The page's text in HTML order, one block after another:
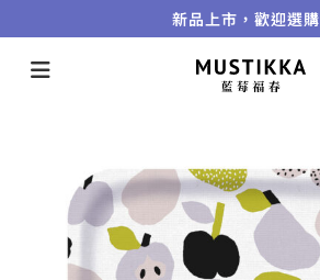
新品上市，歡迎選購